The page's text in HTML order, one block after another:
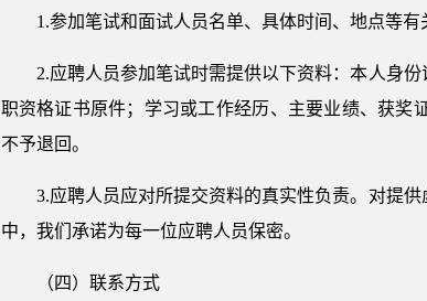
1.参加笔试和面试人员名单、具体时间、地点等
2.应聘人员参加笔试时需提供以下资料：本人身
职资格证书原件；学习或工作经历、主要业绩、获奖
不予退回。
3.应聘人员应对所提交资料的真实性负责。对提
中，我们承诺为每一位应聘人员保密。
（四）联系方式